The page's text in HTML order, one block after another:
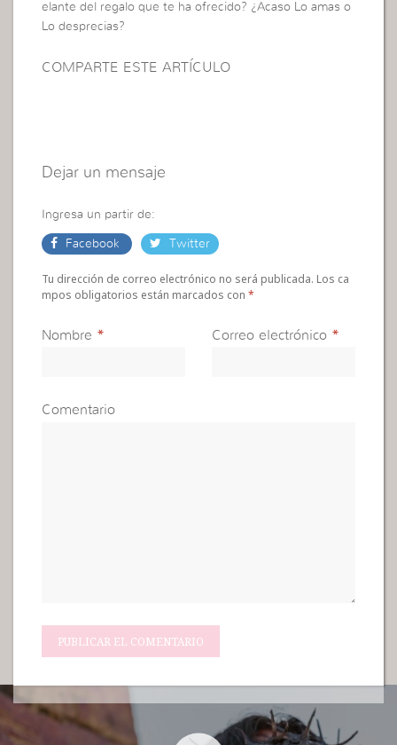
elante del regalo que te ha ofrecido? ¿Acaso Lo amas o
Lo desprecias?
COMPARTE ESTE ARTÍCULO
Dejar un mensaje
Ingresa un partir de:
Facebook Twitter
Tu dirección de correo electrónico no será publicada. Los ca
mpos obligatorios están marcados con*
Nombre * Correo electrónico *
Comentario